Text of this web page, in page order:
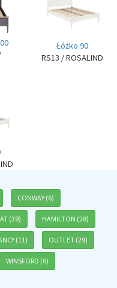
Łóżko 90
RS13 / ROSALIND
CONWAY (6)
(39) HAMILTON (28)
(11) OUTLET (29)
WINSFORD (6)